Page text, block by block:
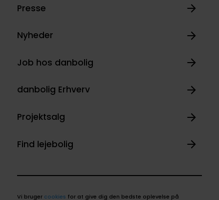
Presse
Nyheder
Job hos danbolig
danbolig Erhverv
Projektsalg
Find lejebolig
Vi bruger cookies for at give dig den bedste oplevelse på